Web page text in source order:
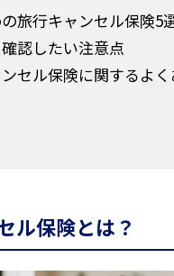
旅行キャンセル保険5
認したい注意点
セル保険に関するよく
ル保険とは？